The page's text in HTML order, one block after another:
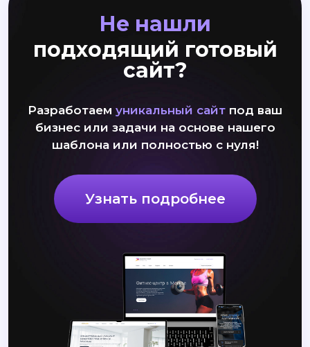
Не нашли
подходящий готовый
сайт?
Разработаем уникальный сайт под ваш
бизнес или задачи на основе нашего
шаблона или полностью с нуля!
Узнать подробнее